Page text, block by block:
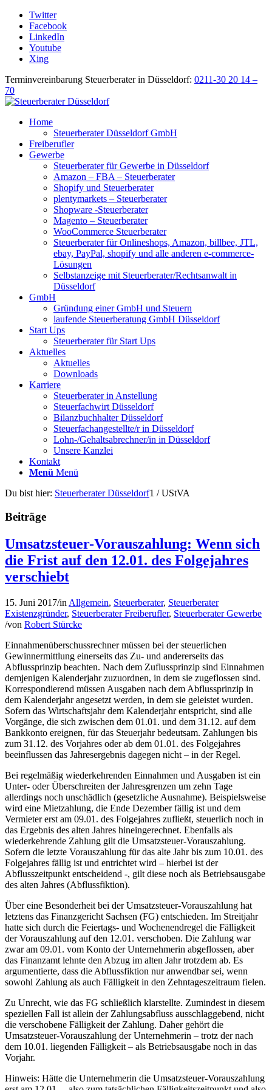
Twitter
Facebook
LinkedIn
Youtube
Xing
Terminvereinbarung Steuerberater in Düsseldorf: 0211-30 20 14 –
70
Home
Steuerberater Düsseldorf GmbH
Freiberufler
Gewerbe
Steuerberater für Gewerbe in Düsseldorf
Amazon – FBA – Steuerberater
Shopify und Steuerberater
plentymarkets – Steuerberater
Shopware -Steuerberater
Magento – Steuerberater
WooCommerce Steuerberater
Steuerberater für Onlineshops, Amazon, billbee, JTL,
ebay, PayPal, shopify und alle anderen e-commerce-
Lösungen
Selbstanzeige mit Steuerberater/Rechtsanwalt in
Düsseldorf
GmbH
Gründung einer GmbH und Steuern
laufende Steuerberatung GmbH Düsseldorf
Start Ups
Steuerberater für Start Ups
Aktuelles
Aktuelles
Downloads
Karriere
Steuerberater in Anstellung
Steuerfachwirt Düsseldorf
Bilanzbuchhalter Düsseldorf
Steuerfachangestellte/r in Düsseldorf
Lohn-/Gehaltsabrechner/in in Düsseldorf
Unsere Kanzlei
Kontakt
Menü Menü
Du bist hier: Steuerberater Düsseldorf1 / UStVA
Beiträge
Umsatzsteuer-Vorauszahlung: Wenn sich
die Frist auf den 12.01. des Folgejahres
verschiebt
15. Juni 2017/in Allgemein, Steuerberater, Steuerberater
Existenzgründer, Steuerberater Freiberufler, Steuerberater Gewerbe
/von Robert Stürcke
Einnahmenüberschussrechner müssen bei der steuerlichen
Gewinnermittlung einerseits das Zu- und andererseits das
Abflussprinzip beachten. Nach dem Zuflussprinzip sind Einnahmen
demjenigen Kalenderjahr zuzuordnen, in dem sie zugeflossen sind.
Korrespondierend müssen Ausgaben nach dem Abflussprinzip in
dem Kalenderjahr angesetzt werden, in dem sie geleistet wurden.
Sofern das Wirtschaftsjahr dem Kalenderjahr entspricht, sind alle
Vorgänge, die sich zwischen dem 01.01. und dem 31.12. auf dem
Bankkonto ereignen, für das Steuerjahr bedeutsam. Zahlungen bis
zum 31.12. des Vorjahres oder ab dem 01.01. des Folgejahres
beeinflussen das Jahresergebnis dagegen nicht – in der Regel.
Bei regelmäßig wiederkehrenden Einnahmen und Ausgaben ist ein
Unter- oder Überschreiten der Jahresgrenzen um zehn Tage
allerdings noch unschädlich (gesetzliche Ausnahme). Beispielsweise
wird eine Mietzahlung, die Ende Dezember fällig ist und dem
Vermieter erst am 09.01. des Folgejahres zufließt, steuerlich noch in
das Ergebnis des alten Jahres hineingerechnet. Ebenfalls als
wiederkehrende Zahlung gilt die Umsatzsteuer-Vorauszahlung.
Sofern die letzte Vorauszahlung für das alte Jahr bis zum 10.01. des
Folgejahres fällig ist und entrichtet wird – hierbei ist der
Abflusszeitpunkt entscheidend -, gilt diese noch als Betriebsausgabe
des alten Jahres (Abflussfiktion).
Über eine Besonderheit bei der Umsatzsteuer-Vorauszahlung hat
letztens das Finanzgericht Sachsen (FG) entschieden. Im Streitjahr
hatte sich durch die Feiertags- und Wochenendregel die Fälligkeit
der Vorauszahlung auf den 12.01. verschoben. Die Zahlung war
zwar am 09.01. vom Konto der Unternehmerin abgeflossen, aber
das Finanzamt lehnte den Abzug im alten Jahr trotzdem ab. Es
argumentierte, dass die Abflussfiktion nur anwendbar sei, wenn
sowohl Zahlung als auch Fälligkeit in den Zehntageszeitraum fielen.
Zu Unrecht, wie das FG schließlich klarstellte. Zumindest in diesem
speziellen Fall ist allein der Zahlungsabfluss ausschlaggebend, nicht
die verschobene Fälligkeit der Zahlung. Daher gehört die
Umsatzsteuer-Vorauszahlung der Unternehmerin – trotz der nach
dem 10.01. liegenden Fälligkeit – als Betriebsausgabe noch in das
Vorjahr.
Hinweis: Hätte die Unternehmerin die Umsatzsteuer-Vorauszahlung